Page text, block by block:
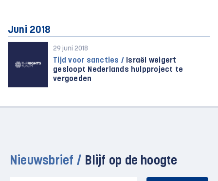
Juni 2018
29 juni 2018
Tijd voor sancties / Israël weigert
gesloopt Nederlands hulpproject te
vergoeden
Nieuwsbrief / Blijf op de hoogte